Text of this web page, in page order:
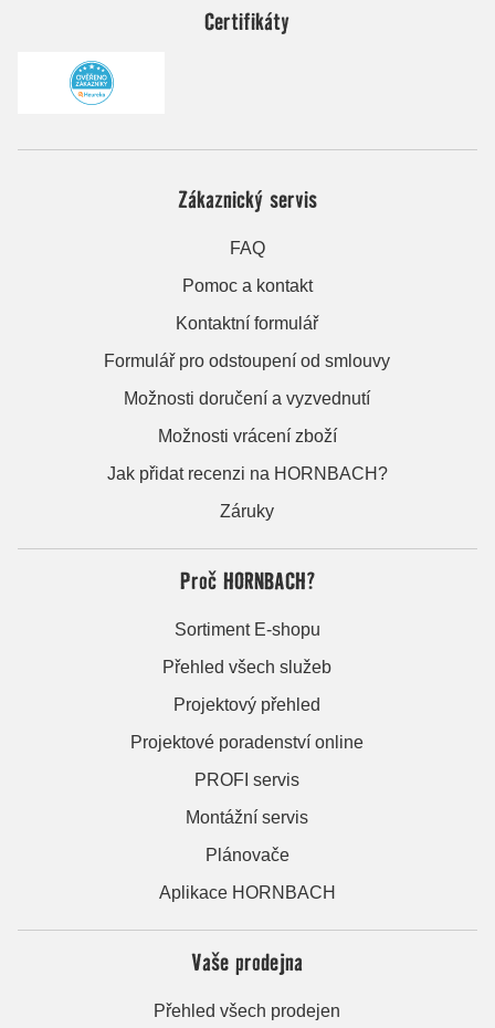
Certifikáty
Zákaznický servis
FAQ
Pomoc a kontakt
Kontaktní formulář
Formulář pro odstoupení od smlouvy
Možnosti doručení a vyzvednutí
Možnosti vrácení zboží
Jak přidat recenzi na HORNBACH?
Záruky
Proč HORNBACH?
Sortiment E-shopu
Přehled všech služeb
Projektový přehled
Projektové poradenství online
PROFI servis
Montážní servis
Plánovače
Aplikace HORNBACH
Vaše prodejna
Přehled všech prodejen